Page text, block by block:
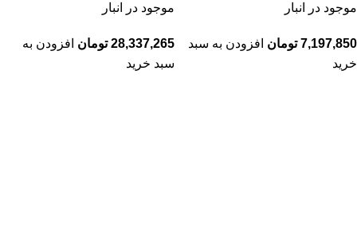
موجود در انبار
7,197,850 تومان افزودن به سبد
خرید
موجود در انبار
28,337,265 تومان افزودن به
سبد خرید